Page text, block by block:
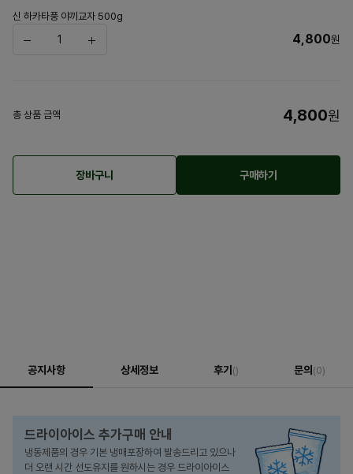
신 하카타풍 야끼교자 500g
4,800원
총 상품 금액 4,800원
장바구니 구매하기
공지사항 상세정보 후기 () 문의 (0)
드라이아이스 추가구매 안내
냉동제품의 경우 기본 냉매포장하여 발송드리고 있으나
더 오랜 시간 선도유지를 원하시는 경우 드라이아이스